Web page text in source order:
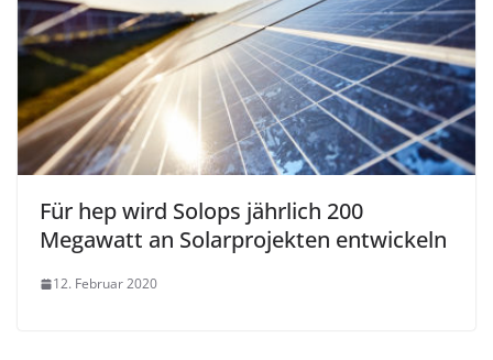
Für hep wird Solops jährlich 200
Megawatt an Solarprojekten entwickeln
12. Februar 2020